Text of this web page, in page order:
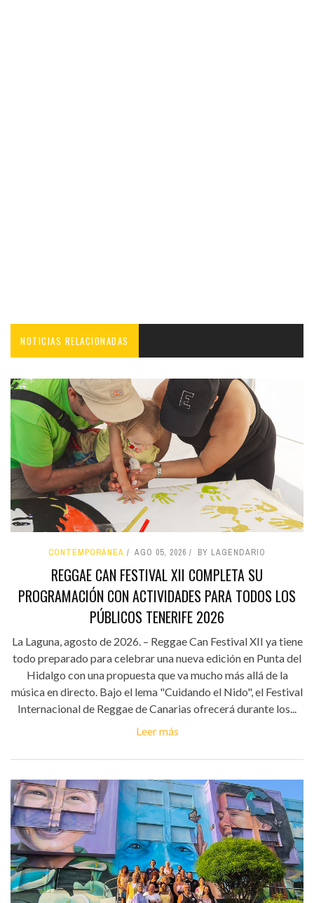
NOTICIAS RELACIONADAS
CONTEMPORÁNEA AGO 05, 2026 BY LAGENDARIO
REGGAE CAN FESTIVAL XII COMPLETA SU
PROGRAMACIÓN CON ACTIVIDADES PARA TODOS LOS
PÚBLICOS TENERIFE 2026
La Laguna, agosto de 2026. – Reggae Can Festival XII ya tiene
todo preparado para celebrar una nueva edición en Punta del
Hidalgo con una propuesta que va mucho más allá de la
música en directo. Bajo el lema "Cuidando el Nido", el Festival
Internacional de Reggae de Canarias ofrecerá durante los...
Leer más